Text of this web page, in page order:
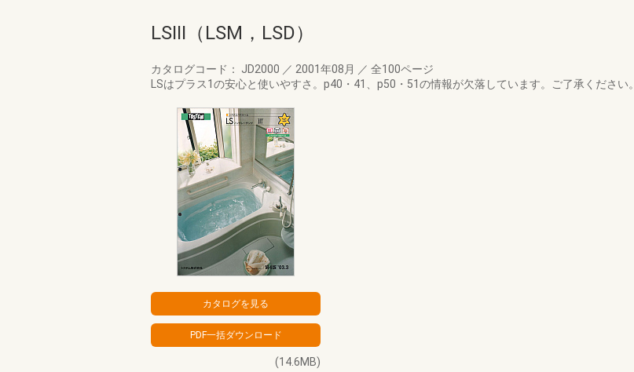
LSⅢ（LSM，LSD）
カタログコード： JD2000 ／ 2001年08月 ／ 全100ページ
LSはプラス1の安心と使いやすさ。p40・41、p50・51の情報が欠落しています。ご了承ください。
(14.6MB)